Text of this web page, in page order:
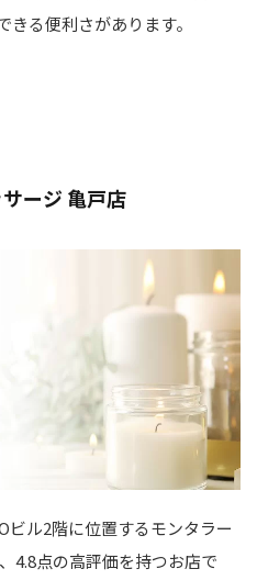
る便利さがあります。
ージ 亀戸店
ル2階に位置するモンタラー
4.8点の高評価を持つお店で